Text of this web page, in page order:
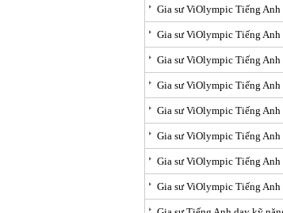
Gia sư ViOlympic Tiếng
Gia sư ViOlympic Tiếng
Gia sư ViOlympic Tiếng
Gia sư ViOlympic Tiếng
Gia sư ViOlympic Tiếng
Gia sư ViOlympic Tiếng
Gia sư ViOlympic Tiếng
Gia sư ViOlympic Tiếng